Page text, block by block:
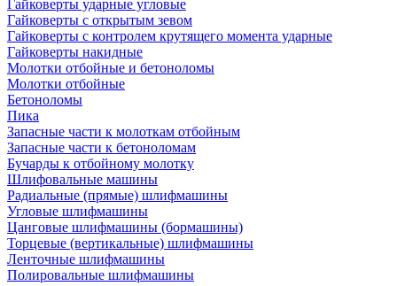
Гайковерты ударные угловые
Гайковерты с открытым зевом
Гайковерты с контролем крутящего момента ударные
Гайковерты накидные
Молотки отбойные и бетоноломы
Молотки отбойные
Бетоноломы
Пика
Запасные части к молоткам отбойным
Запасные части к бетоноломам
Бучарды к отбойному молотку
Шлифовальные машины
Радиальные (прямые) шлифмашины
Угловые шлифмашины
Цанговые шлифмашины (бормашины)
Торцевые (вертикальные) шлифмашины
Ленточные шлифмашины
Полировальные шлифмашины